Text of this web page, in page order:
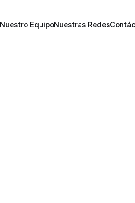
Nuestro EquipoNuestras Redes